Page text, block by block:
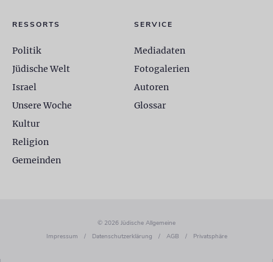
RESSORTS
Politik
Jüdische Welt
Israel
Unsere Woche
Kultur
Religion
Gemeinden
SERVICE
Mediadaten
Fotogalerien
Autoren
Glossar
© 2026 Jüdische Allgemeine
Impressum
/ Datenschutzerklärung / AGB / Privatsphäre